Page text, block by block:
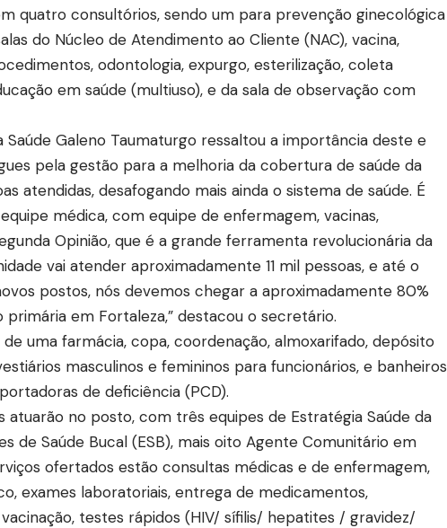
quatro consultórios, sendo um para prevenção ginecológica
do Núcleo de Atendimento ao Cliente (NAC), vacina,
odontologia, expurgo, esterilização, coleta
em saúde (multiuso), e da sala de observação com
Galeno Taumaturgo ressaltou a importância deste e
pela gestão para a melhoria da cobertura de saúde da
atendidas, desafogando mais ainda o sistema de saúde. É
médica, com equipe de enfermagem, vacinas,
Opinião, que é a grande ferramenta revolucionária da
vai atender aproximadamente 11 mil pessoas, e até o
postos, nós devemos chegar a aproximadamente 80%
em Fortaleza,” destacou o secretário.
uma farmácia, copa, coordenação, almoxarifado, depósito
masculinos e femininos para funcionários, e banheiros
de deficiência (PCD).
atuarão no posto, com três equipes de Estratégia Saúde da
de Saúde Bucal (ESB), mais oito Agente Comunitário em
ofertados estão consultas médicas e de enfermagem,
exames laboratoriais, entrega de medicamentos,
testes rápidos (HIV/ sífilis/ hepatites / gravidez/